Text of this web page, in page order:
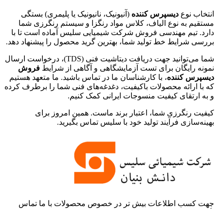
انتخاب نوع دیسپرس کننده (آنیونیک، نانیونیک یا پلیمری) بستگی
مستقیم به نوع الیاف، کلاس مواد رنگزا و سیستم رنگرزی شما
دارد. تیم مهندسی فروش شرکت شیمیایی سلیس آماده است تا با
بررسی شرایط خط تولید شما، بهترین گرید محصول را پیشنهاد دهد.
شما می‌توانید جهت دریافت دیتاشیت فنی (TDS)، درخواست ارسال
نمونه رایگان برای تست آزمایشگاهی و آگاهی از شرایط فروش
دیسپرس کننده، با کارشناسان ما در تماس باشید. ما متعهد هستیم
که با ارائه محصولات باکیفیت، دغدغه‌های فنی شما را برطرف کرده
و به ارتقای کیفیت منسوجات ایرانی کمک کنیم.
کیفیت رنگرزی شما، اعتبار برند ماست. همین امروز برای
بهینه‌سازی فرآیند تولید خود با سلیس تماس بگیرید.
جهت کسب اطلاعات بیش تر در خصوص محصولات با ما تماس